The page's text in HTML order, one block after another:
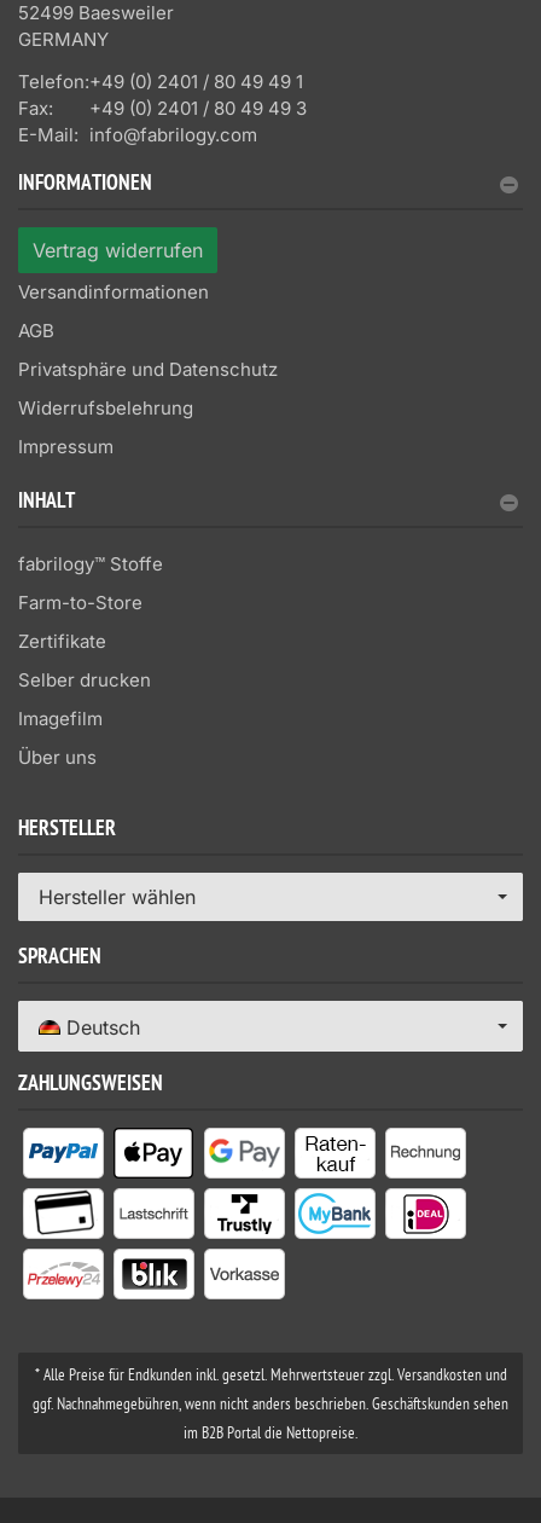
52499 Baesweiler
GERMANY
Telefon:+49 (0) 2401 / 80 49 49 1
Fax:
+49 (0) 2401 / 80 49 49 3
E-Mail: info@fabrilogy.com
INFORMATIONEN
Vertrag widerrufen
Versandinformationen
AGB
Privatsphäre und Datenschutz
Widerrufsbelehrung
Impressum
INHALT
fabrilogy™ Stoffe
Farm-to-Store
Zertifikate
Selber drucken
Imagefilm
Über uns
HERSTELLER
Hersteller wählen
SPRACHEN
Deutsch
ZAHLUNGSWEISEN
* Alle Preise für Endkunden inkl. gesetzl. Mehrwertsteuer zzgl. Versandkosten und
ggf. Nachnahmegebühren, wenn nicht anders beschrieben. Geschäftskunden sehen
im B2B Portal die Nettopreise.